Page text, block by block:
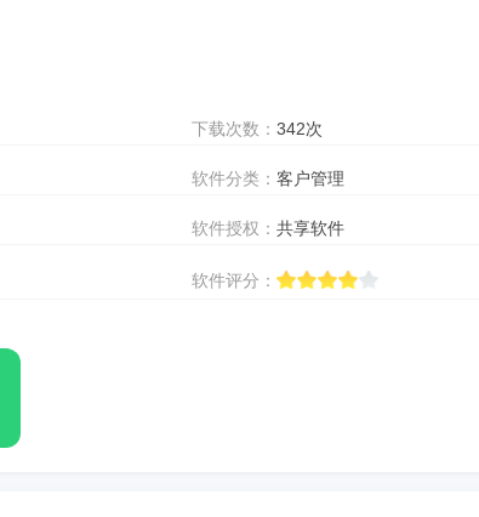
下载次数： 342次
软件分类： 客户管理
软件授权： 共享软件
软件评分：